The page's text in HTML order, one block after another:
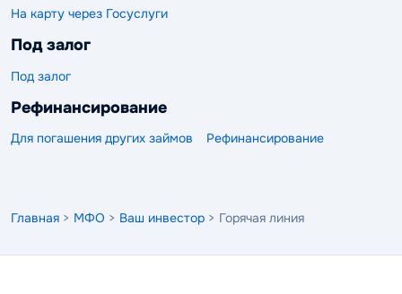
На карту через Госуслуги
Под залог
Под залог
Рефинансирование
Для погашения других займов Рефинансирование
Главная > МФО > Ваш инвестор > Горячая линия